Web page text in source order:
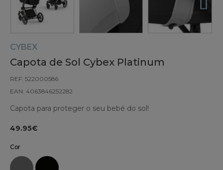
CYBEX
Capota de Sol Cybex Platinum
REF: 522000586
EAN: 4063846252282
Capota para proteger o seu bebé do sol!
49.95€
Cor